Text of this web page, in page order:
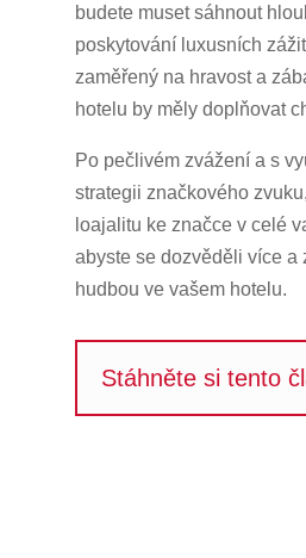
budete muset sáhnout
poskytování luxusních
zaměřený na hravost a
hotelu by měly doplňovat
Po pečlivém zvážení a s
strategii značkového
loajalitu ke značce v celé
abyste se dozvěděli více a
hudbou ve vašem hotelu.
Stáhněte si tento